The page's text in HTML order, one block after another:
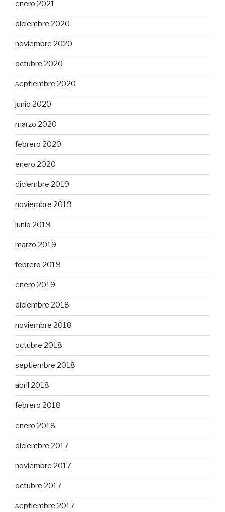
enero 2021
diciembre 2020
noviembre 2020
octubre 2020
septiembre 2020
junio 2020
marzo 2020
febrero 2020
enero 2020
diciembre 2019
noviembre 2019
junio 2019
marzo 2019
febrero 2019
enero 2019
diciembre 2018
noviembre 2018
octubre 2018
septiembre 2018
abril 2018
febrero 2018
enero 2018
diciembre 2017
noviembre 2017
octubre 2017
septiembre 2017